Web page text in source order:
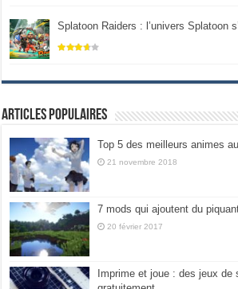
Splatoon Raiders : l’univers Splatoon
Articles populaires
Top 5 des meilleurs animes
21 novembre 2018
7 mods qui ajoutent du
20 février 2017
Imprime et joue : des jeux de